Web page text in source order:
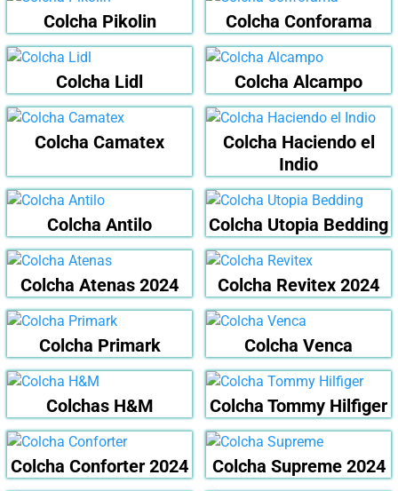
Colcha Pikolin Colcha Conforama
Colcha Lidl Colcha Alcampo
Colcha Camatex
Colcha Haciendo el
Indio
Colcha Antilo Colcha Utopia Bedding
Colcha Atenas 2024 Colcha Revitex 2024
Colcha Primark Colcha Venca
Colchas H&M Colcha Tommy Hilfiger
Colcha Conforter 2024 Colcha Supreme 2024